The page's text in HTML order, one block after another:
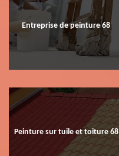
Entreprise de peinture 68
Peinture sur tuile et toiture 68